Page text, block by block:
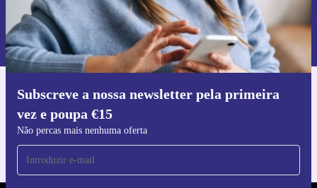
Subscreve a nossa newsletter pela primeira
vez e poupa €15
Não percas mais nenhuma oferta
Pedir voucher
Informações sobre o uso de dados pessoais podem ser encontrados na
nossa
Política de Privacidade.
Faz o download da app refurbed
Para iOS e Android